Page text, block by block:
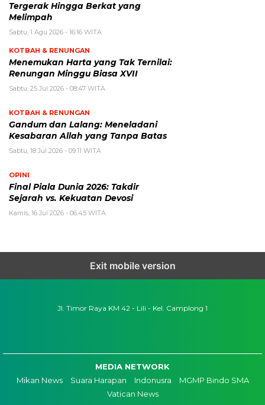
Tergerak Hingga Berkat yang
Melimpah
Sabtu, 1 Agu 2026 - 16:16 WITA
KOTBAH & RENUNGAN
Menemukan Harta yang Tak Ternilai:
Renungan Minggu Biasa XVII
Sabtu, 25 Jul 2026 - 08:47 WITA
KOTBAH & RENUNGAN
Gandum dan Lalang: Meneladani
Kesabaran Allah yang Tanpa Batas
Sabtu, 18 Jul 2026 - 09:11 WITA
OPINI
Final Piala Dunia 2026: Takdir
Sejarah vs. Kekuatan Devosi
Kamis, 16 Jul 2026 - 06:45 WITA
Exit mobile version
Jl. Timor Raya KM 42 - Lili - Kel. Camplong 1
MEDIA NETWORK
Mikan News
Suara Harapan Indonusra
MGMP Bindo SMA
Vatican News